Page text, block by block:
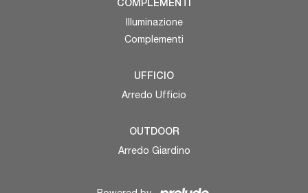
COMPLEMENTI
Illuminazione
Complementi
UFFICIO
Arredo Ufficio
OUTDOOR
Arredo Giardino